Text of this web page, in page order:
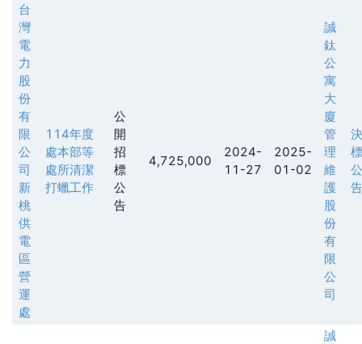
台
灣
電
力
股
份
有
限
公
司
新
桃
供
電
區
營
運
處
114年度
處本部等
處所清潔
打蠟工作
公
開
招
標
公
告
4,725,000
2024-
11-27
2025-
01-02
誠
鈦
公
寓
大
廈
管
理
維
護
股
份
有
限
公
司
決
標
公
告
誠